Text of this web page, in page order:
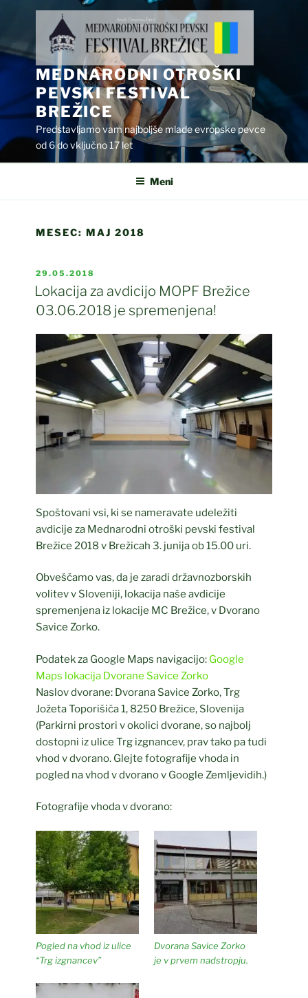
vsebino
MEDNARODNI OTROŠKI
PEVSKI FESTIVAL
BREŽICE
Predstavljamo vam najboljše mlade evropske pevce
od 6 do vključno 17 let
Meni
MESEC:MAJ 2018
OBJAVLJENO
DNE
29.05.2018
Lokacija za avdicijo MOPF Brežice
03.06.2018 je spremenjena!
Spoštovani vsi, ki se nameravate udeležiti
avdicije za Mednarodni otroški pevski festival
Brežice 2018 v Brežicah 3. junija ob 15.00 uri.
Obveščamo vas, da je zaradi državnozborskih
volitev v Sloveniji, lokacija naše avdicije
spremenjena iz lokacije MC Brežice, v Dvorano
Savice Zorko.
Podatek za Google Maps navigacijo: Google
Maps lokacija Dvorane Savice Zorko
Naslov dvorane: Dvorana Savice Zorko, Trg
Jožeta Toporišiča 1, 8250 Brežice, Slovenija
(Parkirni prostori v okolici dvorane, so najbolj
dostopni iz ulice Trg izgnancev, prav tako pa tudi
vhod v dvorano. Glejte fotografije vhoda in
pogled na vhod v dvorano v Google Zemljevidih.)
Fotografije vhoda v dvorano:
Pogled na vhod iz ulice
“Trg izgnancev”
Dvorana Savice Zorko
je v prvem nadstropju.